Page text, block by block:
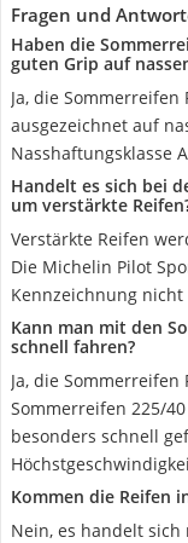
Fragen und
Haben die
guten Grip auf
Ja, die
ausgezeichnet auf
Nasshaftungsklasse
Handelt es sich bei
um verstärkte
Verstärkte Reifen
Die Michelin Pilot
Kennzeichnung
Kann man mit den
schnell fahren?
Ja, die
Sommerreifen 225/
besonders schnell
Kommen die Reifen
Nein, es handelt